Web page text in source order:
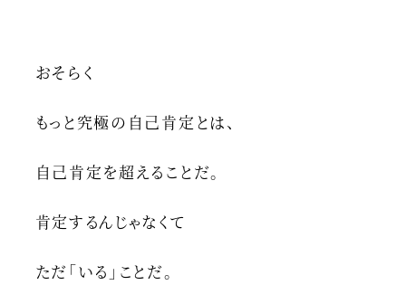
おそらく
もっと究極の自己肯定とは、
自己肯定を超えることだ。
肯定するんじゃなくて
ただ「いる」ことだ。